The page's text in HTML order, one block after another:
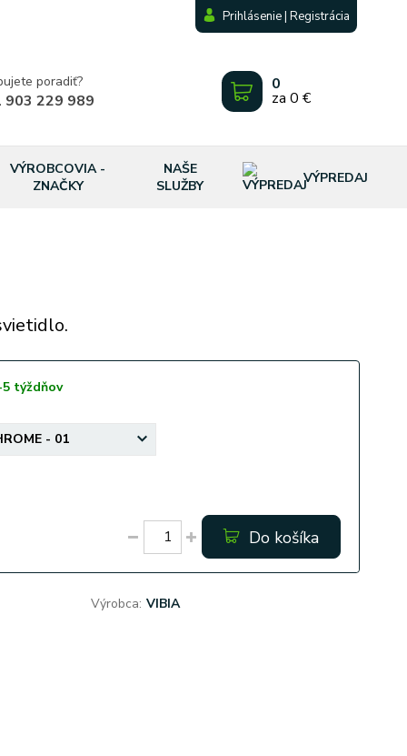
Prihlásenie | Registrácia
poradiť?
903 229 989
0
za 0 €
VÝROBCOVIA -
ZNAČKY
NAŠE
SLUŽBY
VÝPREDAJ
týždňov
Do košíka
Výrobca: VIBIA